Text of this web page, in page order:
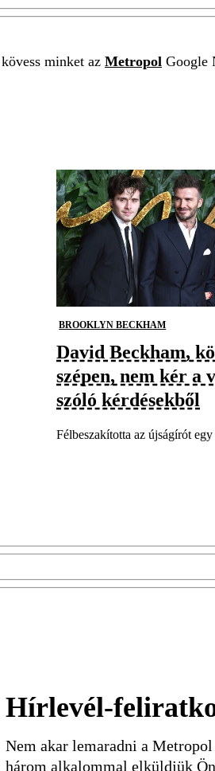
minket az Metropol Google
BROOKLYN BECKHAM
David Beckham,
szépen, nem kér a
szóló kérdésekből
Félbeszakította az újságírót
Hírlevél-
Nem akar lemaradni a
három alkalommal elküldjük